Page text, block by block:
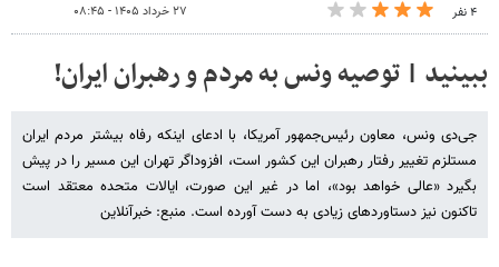
۴ نفر ۲۷ خرداد ۱۴۰۵ - ۰۸:۴۵
ببینید | توصیه ونس به مردم و رهبران ایران!
جی‌دی ونس، معاون رئیس‌جمهور آمریکا، با ادعای اینکه رفاه بیشتر مردم ایران
مستلزم تغییر رفتار رهبران این کشور است، افزوداگر تهران این مسیر را در پیش
بگیرد «عالی خواهد بود»، اما در غیر این صورت، ایالات متحده معتقد است
تاکنون نیز دستاوردهای زیادی به دست آورده است. منبع: خبرآنلاین